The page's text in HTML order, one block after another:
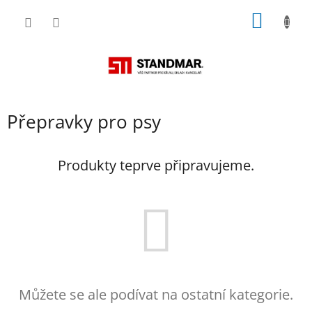
Přepravky pro psy
Produkty teprve připravujeme.
Můžete se ale podívat na ostatní kategorie.